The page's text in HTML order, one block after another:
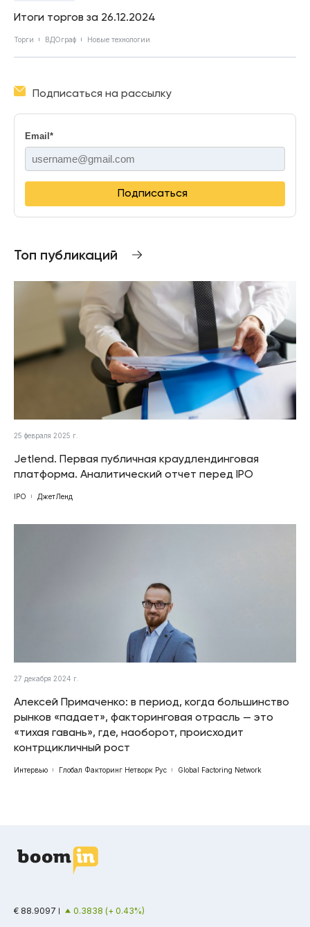
Итоги торгов за 26.12.2024
Торги ВДОграф Новые технологии
Подписаться на рассылку
Email *
Подписаться
Топ публикаций
25 февраля 2025 г.
Jetlend. Первая публичная краудлендинговая
платформа. Аналитический отчет перед IPO
IPO ДжетЛенд
27 декабря 2024 г.
Алексей Примаченко: в период, когда большинство
рынков «падает», факторинговая отрасль — это
«тихая гавань», где, наоборот, происходит
контрцикличный рост
Интервью Глобал Факторинг Нетворк Рус Global Factoring Network
€ 88.9097 0.3838 (+ 0.43%)